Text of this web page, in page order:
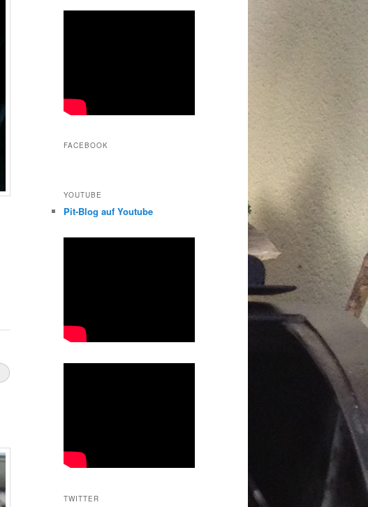
FACEBOOK
YOUTUBE
Pit-Blog auf Youtube
TWITTER